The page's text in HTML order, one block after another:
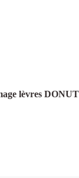
lèvres DONUT